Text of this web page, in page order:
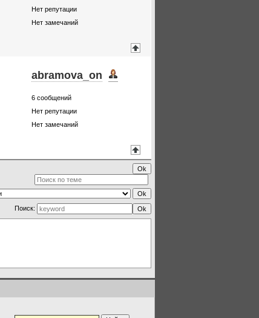
Нет репутации
Нет замечаний
abramova_on
6 сообщений
Нет репутации
Нет замечаний
Поиск: